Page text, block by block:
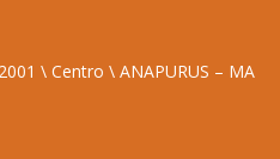
\ Centro \ ANAPURUS – MA